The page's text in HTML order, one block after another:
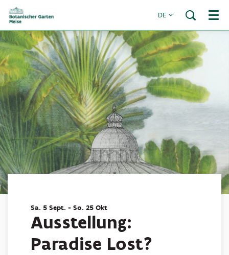
DE Menü
Ausstellung:
Paradise Lost?
Sa. 5 Sept. - So. 25 Okt